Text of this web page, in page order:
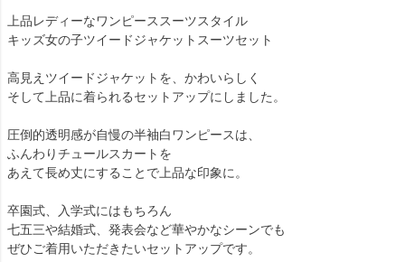
上品レディーなワンピーススーツスタイル
キッズ女の子ツイードジャケットスーツセット
高見えツイードジャケットを、かわいらしく
そして上品に着られるセットアップにしました。
圧倒的透明感が自慢の半袖白ワンピースは、
ふんわりチュールスカートを
あえて長め丈にすることで上品な印象に。
卒園式、入学式にはもちろん
七五三や結婚式、発表会など華やかなシーンでも
ぜひご着用いただきたいセットアップです。